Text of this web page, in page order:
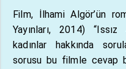
Film, İlhami Algör’ün
Yayınları, 2014)
kadınlar hakkında
sorusu bu filmle cevap